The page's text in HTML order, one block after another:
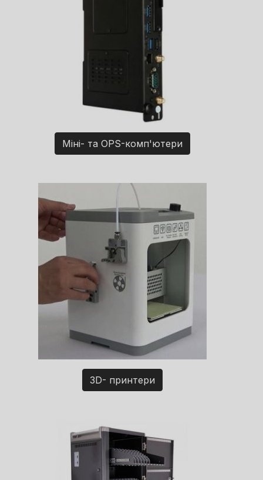
Міні- та OPS-комп'ютери
3D- принтери